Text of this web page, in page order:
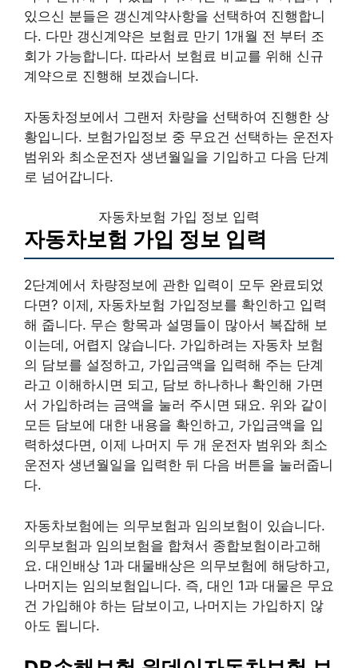
있으신 분들은 갱신계약사항을 선택하여 진행합니
다. 다만 갱신계약은 보험료 만기 1개월 전 부터 조
회가 가능합니다. 따라서 보험료 비교를 위해 신규
계약으로 진행해 보겠습니다.
자동차정보에서 그랜저 차량을 선택하여 진행한 상
황입니다. 보험가입정보 중 무요건 선택하는 운전자
범위와 최소운전자 생년월일을 기입하고 다음 단계
로 넘어갑니다.
자동차보험 가입 정보 입력
자동차보험 가입 정보 입력
2단계에서 차량정보에 관한 입력이 모두 완료되었
다면? 이제, 자동차보험 가입정보를 확인하고 입력
해 줍니다. 무슨 항목과 설명들이 많아서 복잡해 보
이는데, 어렵지 않습니다. 가입하려는 자동차 보험
의 담보를 설정하고, 가입금액을 입력해 주는 단계
라고 이해하시면 되고, 담보 하나하나 확인해 가면
서 가입하려는 금액을 눌러 주시면 돼요. 위와 같이
모든 담보에 대한 내용을 확인하고, 가입금액을 입
력하셨다면, 이제 나머지 두 개 운전자 범위와 최소
운전자 생년월일을 입력한 뒤 다음 버튼을 눌러줍니
다.
자동차보험에는 의무보험과 임의보험이 있습니다.
의무보험과 임의보험을 합쳐서 종합보험이라고해
요. 대인배상 1과 대물배상은 의무보험에 해당하고,
나머지는 임의보험입니다. 즉, 대인 1과 대물은 무요
건 가입해야 하는 담보이고, 나머지는 가입하지 않
아도 됩니다.